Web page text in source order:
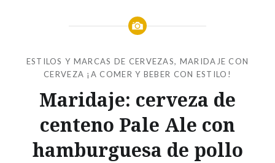
ESTILOS Y MARCAS DE CERVEZAS, MARIDAJE CON
CERVEZA ¡A COMER Y BEBER CON ESTILO!
Maridaje: cerveza de
centeno Pale Ale con
hamburguesa de pollo